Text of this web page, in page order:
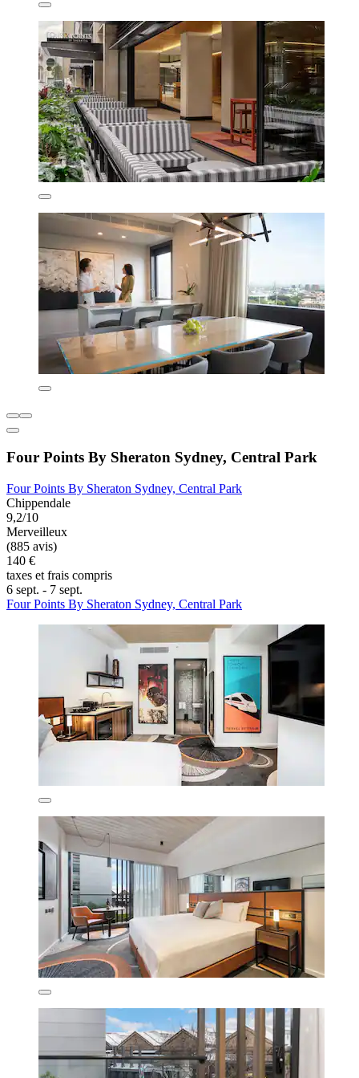
Four Points By Sheraton Sydney, Central Park
Four Points By Sheraton Sydney, Central Park
Chippendale
9,2/10
Merveilleux
(885 avis)
140 €
taxes et frais compris
6 sept. - 7 sept.
Four Points By Sheraton Sydney, Central Park